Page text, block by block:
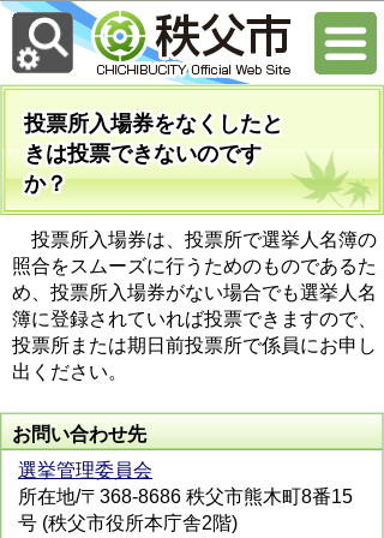
投票所入場券をなくしたと
きは投票できないのです
か？
投票所入場券は、投票所で選挙人名簿の
照合をスムーズに行うためのものであるた
め、投票所入場券がない場合でも選挙人名
簿に登録されていれば投票できますので、
投票所または期日前投票所で係員にお申し
出ください。
お問い合わせ先
選挙管理委員会
所在地/〒368-8686 秩父市熊木町8番15
号 (秩父市役所本庁舎2階)